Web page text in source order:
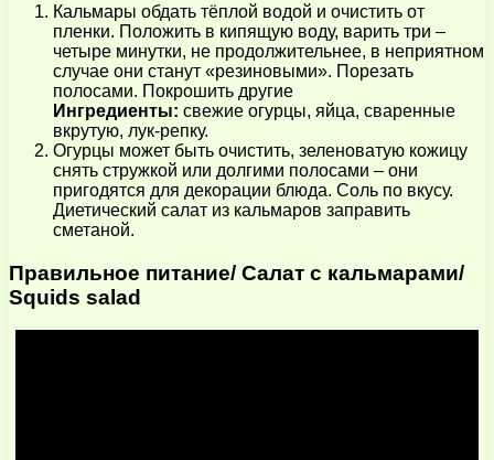
Кальмары обдать тёплой водой и очистить от
пленки. Положить в кипящую воду, варить три –
четыре минутки, не продолжительнее, в неприятном
случае они станут «резиновыми». Порезать
полосами. Покрошить другие
Ингредиенты: свежие огурцы, яйца, сваренные
вкрутую, лук-репку.
Огурцы может быть очистить, зеленоватую кожицу
снять стружкой или долгими полосами – они
пригодятся для декорации блюда. Соль по вкусу.
Диетический салат из кальмаров заправить
сметаной.
Правильное питание/ Салат с кальмарами/
Squids salad